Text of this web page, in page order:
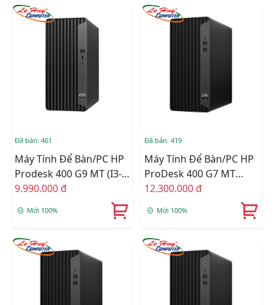
Windows 11 Home SL/
Windows 11 Home SL/
Đã bán: 461
Máy Tính Để Bàn/PC HP
Prodesk 400 G9 MT (i3-
12100/4GB
RAM/256GSSD/WL+BT/K+M/Win
11) (72K96PA)
9.990.000 đ
Mới 100%
Đã bán: 419
Máy Tính Để Bàn/PC HP
ProDesk 400 G7 MT
60U85PA (Core I5-10505/
Wifi/ Bluetooth/
/Windows 11 Home/
12.300.000 đ
Mới 100%